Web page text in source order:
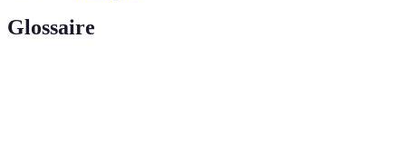
Glossaire